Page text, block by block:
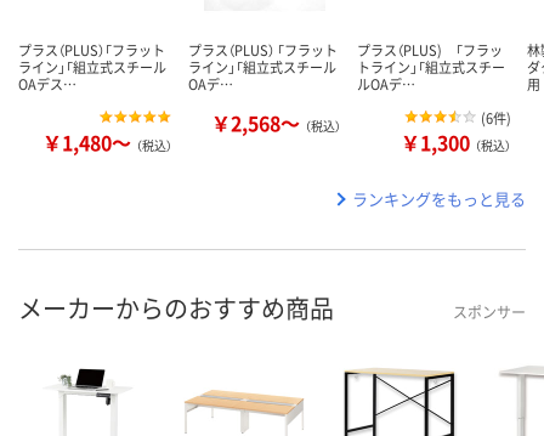
プラス（PLUS）「フラット
ライン」「組立式スチール
OAデス…
￥1,480～ （税込）
プラス（PLUS） 「フラット
ライン」「組立式スチール
OAデ…
￥2,568～ （税込）
プラス（PLUS) 「フラッ
トライン」「組立式スチー
ルOAデ…
(6件)
￥1,300 （税込）
林
ダ
用
ランキングをもっと見る
メーカーからのおすすめ商品 スポンサー